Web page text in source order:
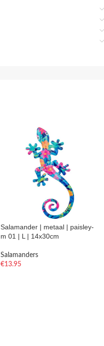
Salamander | metaal | paisley-
m 01 | L | 14x30cm
Salamanders
€13.95